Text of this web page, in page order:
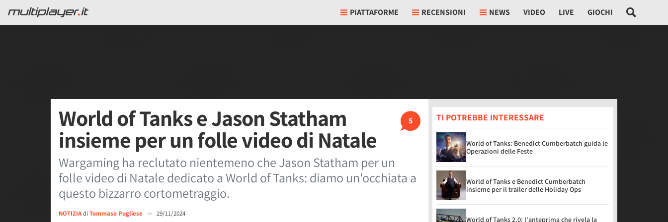
PIATTAFORME RECENSIONI NEWS VIDEO LIVE GIOCHI
5
World of Tanks e Jason Statham
insieme per un folle video di Natale
Wargaming ha reclutato nientemeno che Jason Statham per un
folle video di Natale dedicato a World of Tanks: diamo un'occhiata a
questo bizzarro cortometraggio.
NOTIZIAdi Tommaso Pugliese — 29/11/2024
TI POTREBBE INTERESSARE
World of Tanks: Benedict Cumberbatch guida le
Operazioni delle Feste
World of Tanks e Benedict Cumberbatch
insieme per il trailer delle Holiday Ops
World of Tanks 2.0: l'anteprima che rivela la